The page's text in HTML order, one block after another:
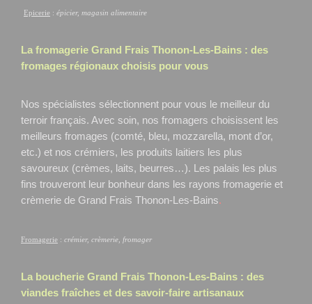
Epicerie : épicier, magasin alimentaire
La fromagerie Grand Frais Thonon-Les-Bains : des
fromages régionaux choisis pour vous
Nos spécialistes sélectionnent pour vous le meilleur du
terroir français. Avec soin, nos fromagers choisissent les
meilleurs fromages (comté, bleu, mozzarella, mont d’or,
etc.) et nos crémiers, les produits laitiers les plus
savoureux (crèmes, laits, beurres…). Les palais les plus
fins trouveront leur bonheur dans les rayons fromagerie et
crèmerie de Grand Frais Thonon-Les-Bains.
Fromagerie : crémier, crèmerie, fromager
La boucherie Grand Frais Thonon-Les-Bains : des
viandes fraîches et des savoir-faire artisanaux